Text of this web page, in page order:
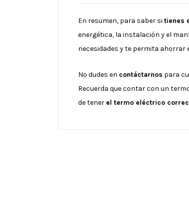
En resumen, para saber si tienes
energética, la instalación y el
necesidades y te permita
No dudes en contáctarnos para
Recuerda que contar con un
de tener el termo eléctrico